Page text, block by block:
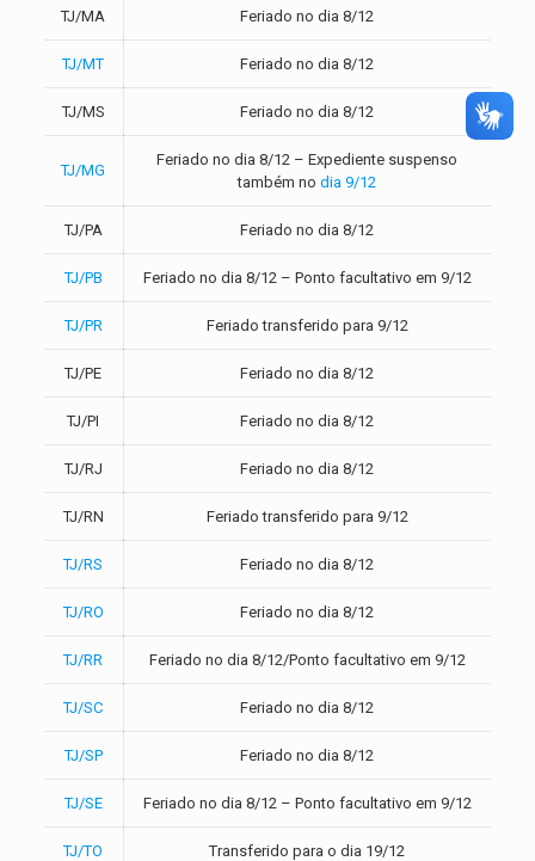
TJ/MA Feriado no dia 8/12
TJ/MT Feriado no dia 8/12
TJ/MS Feriado no dia 8/12
TJ/MG
Feriado no dia 8/12 – Expediente suspenso
também nodia 9/12
TJ/PA Feriado no dia 8/12
TJ/PB Feriado no dia 8/12 – Ponto facultativo em 9/12
TJ/PR Feriado transferido para 9/12
TJ/PE Feriado no dia 8/12
TJ/PI Feriado no dia 8/12
TJ/RJ Feriado no dia 8/12
TJ/RN Feriado transferido para 9/12
TJ/RS Feriado no dia 8/12
TJ/RO Feriado no dia 8/12
TJ/RR Feriado no dia 8/12/Ponto facultativo em 9/12
TJ/SC Feriado no dia 8/12
TJ/SP Feriado no dia 8/12
TJ/SE Feriado no dia 8/12 – Ponto facultativo em 9/12
TJ/TO Transferido para o dia 19/12